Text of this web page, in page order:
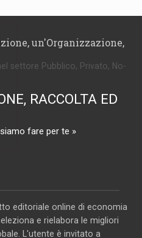
un'Organizzazione,
settore Pubblico, Privato, No-
RACCOLTA ED
fare per te »
editoriale online di economia
e rielabora le migliori
L'utente è invitato a